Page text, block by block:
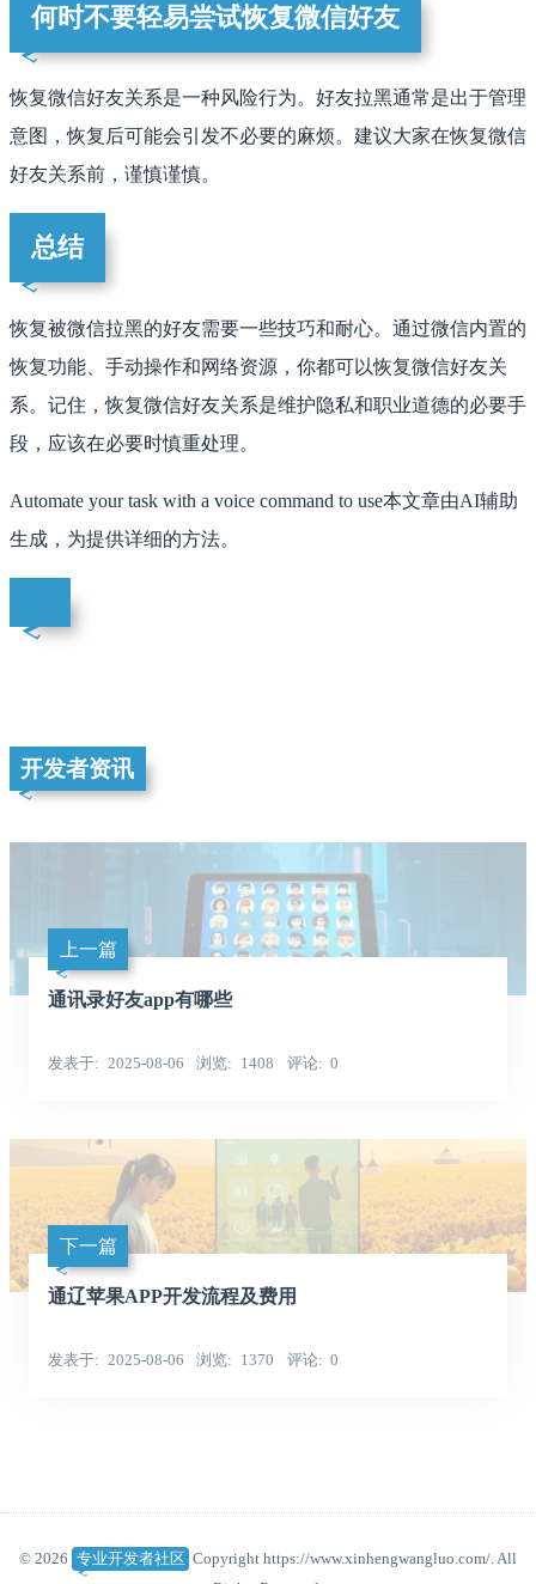
何时不要轻易尝试恢复微信好友
恢复微信好友关系是一种风险行为。好友拉黑通常是出于管理
意图，恢复后可能会引发不必要的麻烦。建议大家在恢复微信
好友关系前，谨慎谨慎。
总结
恢复被微信拉黑的好友需要一些技巧和耐心。通过微信内置的
恢复功能、手动操作和网络资源，你都可以恢复微信好友关
系。记住，恢复微信好友关系是维护隐私和职业道德的必要手
段，应该在必要时慎重处理。
Automate your task with a voice command to use本文章由AI辅助
生成，为提供详细的方法。
开发者资讯
上一篇
通讯录好友app有哪些
发表于 2025-08-06 浏览 1408 评论 0
下一篇
通辽苹果APP开发流程及费用
发表于 2025-08-06 浏览 1370 评论 0
© 2026 专业开发者社区 Copyright https://www.xinhengwangluo.com/. All